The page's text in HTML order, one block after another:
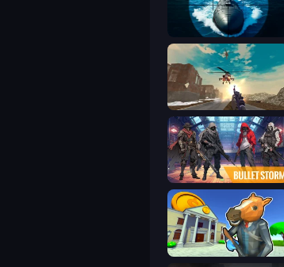
Ships Battlefield 3D
Grandfather Road Chase: Shooter
Bulletstorm
Bank Robbery 3